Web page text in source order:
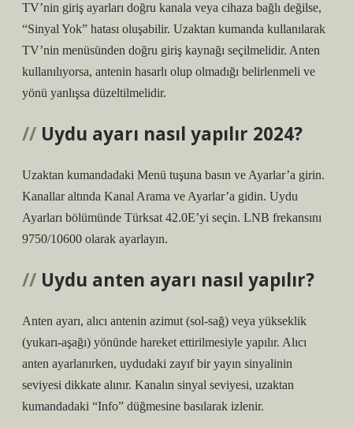
TV’nin giriş ayarları doğru kanala veya cihaza bağlı değilse,
“Sinyal Yok” hatası oluşabilir. Uzaktan kumanda kullanılarak
TV’nin menüsünden doğru giriş kaynağı seçilmelidir. Anten
kullanılıyorsa, antenin hasarlı olup olmadığı belirlenmeli ve
yönü yanlışsa düzeltilmelidir.
Uydu ayarı nasıl yapılır 2024?
Uzaktan kumandadaki Menü tuşuna basın ve Ayarlar’a girin.
Kanallar altında Kanal Arama ve Ayarlar’a gidin. Uydu
Ayarları bölümünde Türksat 42.0E’yi seçin. LNB frekansını
9750/10600 olarak ayarlayın.
Uydu anten ayarı nasıl yapılır?
Anten ayarı, alıcı antenin azimut (sol-sağ) veya yükseklik
(yukarı-aşağı) yönünde hareket ettirilmesiyle yapılır. Alıcı
anten ayarlanırken, uydudaki zayıf bir yayın sinyalinin
seviyesi dikkate alınır. Kanalın sinyal seviyesi, uzaktan
kumandadaki “Info” düğmesine basılarak izlenir.